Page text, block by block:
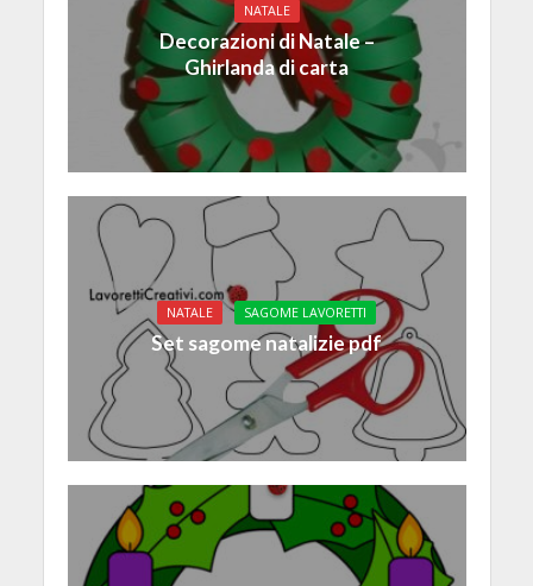
NATALE
Decorazioni di Natale –
Ghirlanda di carta
NATALE SAGOME LAVORETTI
Set sagome natalizie pdf